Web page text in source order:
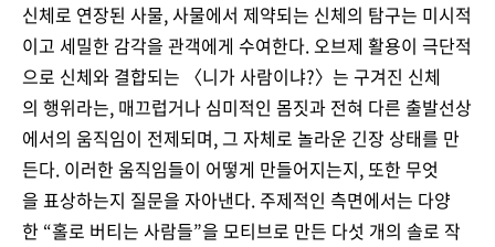
신체로 연장된 사물, 사물에서 제약되는 신체의 탐구는 미시적
이고 세밀한 감각을 관객에게 수여한다. 오브제 활용이 극단적
으로 신체와 결합되는 〈니가 사람이냐?〉는 구겨진 신체
의 행위라는, 매끄럽거나 심미적인 몸짓과 전혀 다른 출발선상
에서의 움직임이 전제되며, 그 자체로 놀라운 긴장 상태를 만
든다. 이러한 움직임들이 어떻게 만들어지는지, 또한 무엇
을 표상하는지 질문을 자아낸다. 주제적인 측면에서는 다양
한 “홀로 버티는 사람들”을 모티브로 만든 다섯 개의 솔로 작